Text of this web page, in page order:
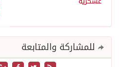
للمشاركة والمتابعة